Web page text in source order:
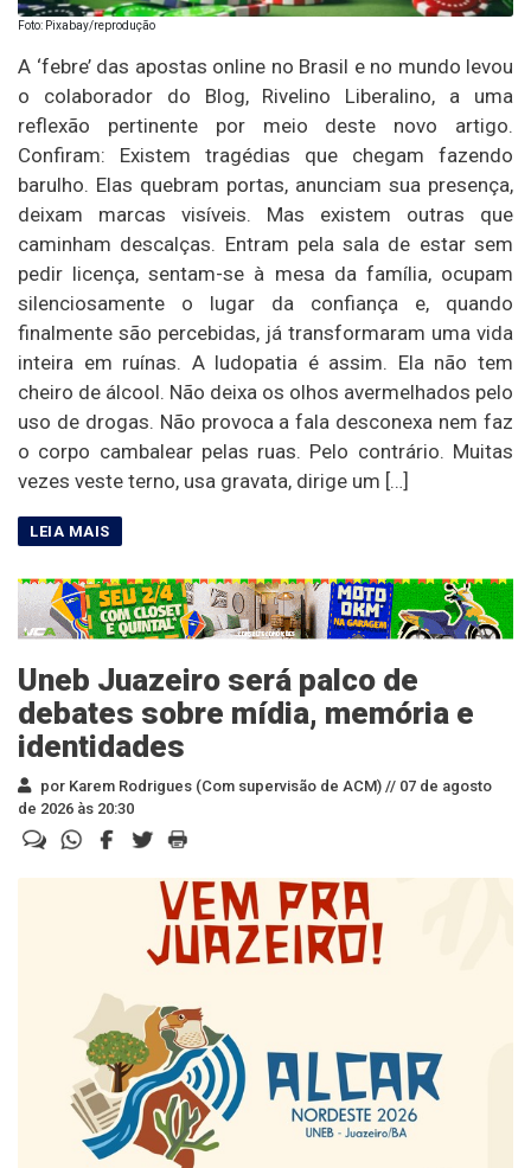
Foto: Pixabay/reprodução
A ‘febre’ das apostas online no Brasil e no mundo levou
o colaborador do Blog, Rivelino Liberalino, a uma
reflexão pertinente por meio deste novo artigo.
Confiram: Existem tragédias que chegam fazendo
barulho. Elas quebram portas, anunciam sua presença,
deixam marcas visíveis. Mas existem outras que
caminham descalças. Entram pela sala de estar sem
pedir licença, sentam-se à mesa da família, ocupam
silenciosamente o lugar da confiança e, quando
finalmente são percebidas, já transformaram uma vida
inteira em ruínas. A ludopatia é assim. Ela não tem
cheiro de álcool. Não deixa os olhos avermelhados pelo
uso de drogas. Não provoca a fala desconexa nem faz
o corpo cambalear pelas ruas. Pelo contrário. Muitas
vezes veste terno, usa gravata, dirige um […]
Uneb Juazeiro será palco de
debates sobre mídia, memória e
identidades
por Karem Rodrigues (Com supervisão de ACM) // 07 de agosto
de 2026 às 20:30